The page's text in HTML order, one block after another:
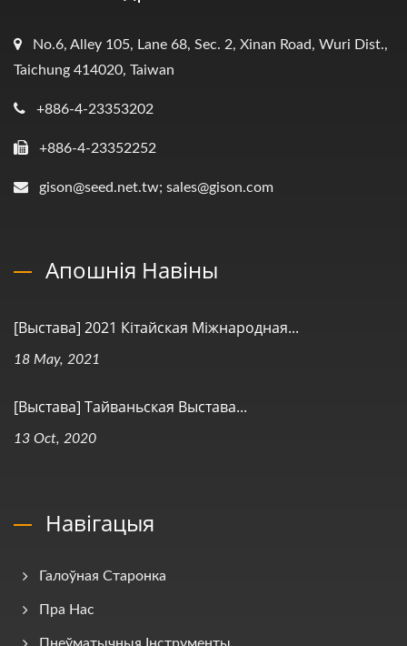
No.6, Alley 105, Lane 68, Sec. 2, Xinan Road, Wuri Dist.,
Taichung 414020, Taiwan
+886-4-23353202
+886-4-23352252
gison@seed.net.tw; sales@gison.com
Апошнія Навіны
[Выстава] 2021 Кітайская Міжнародная...
18 May, 2021
[Выстава] Тайваньская Выстава...
13 Oct, 2020
Навігацыя
Галоўная Старонка
Пра Нас
Пнеўматычныя Інструменты